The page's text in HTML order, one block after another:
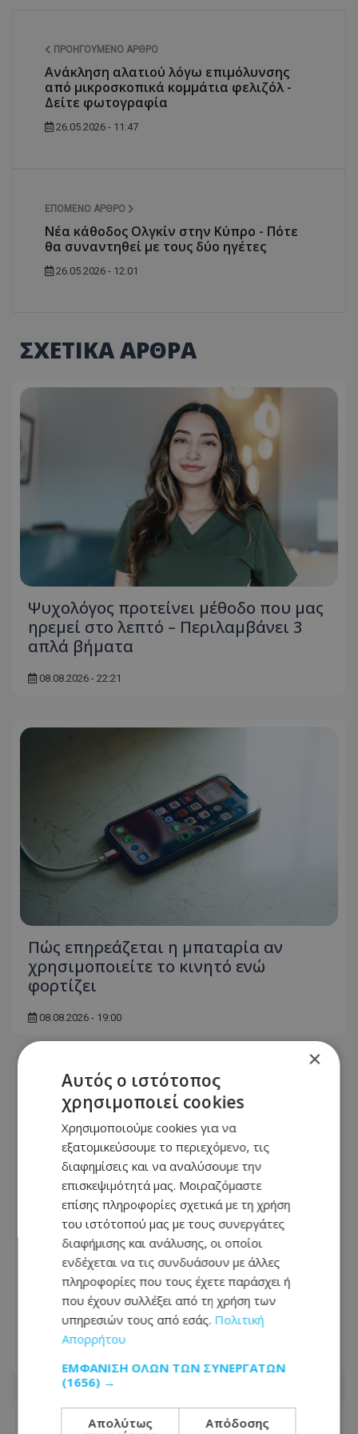
ΠΡΟΗΓΟΎΜΕΝΟ ΆΡΘΡΟ
Ανάκληση αλατιού λόγω επιμόλυνσης
από μικροσκοπικά κομμάτια φελιζόλ -
Δείτε φωτογραφία
26.05.2026 - 11:47
ΕΠΌΜΕΝΟ ΆΡΘΡΟ
Νέα κάθοδος Ολγκίν στην Κύπρο - Πότε
θα συναντηθεί με τους δύο ηγέτες
26.05.2026 - 12:01
ΣΧΕΤΙΚΑ ΑΡΘΡΑ
Ψυχολόγος προτείνει μέθοδο που μας
ηρεμεί στο λεπτό – Περιλαμβάνει 3
απλά βήματα
08.08.2026 - 22:21
Πώς επηρεάζεται η μπαταρία αν
χρησιμοποιείτε το κινητό ενώ
φορτίζει
08.08.2026 - 19:00
«Βγήκα χάλια!»: Γιατί δεν μας
αρέσουμε στις φωτογραφίες, ενώ οι
άλλοι μάς βλέπουν όμορφους
×
Αυτός ο ιστότοπος
χρησιμοποιεί cookies
Χρησιμοποιούμε cookies για να
εξατομικεύσουμε το περιεχόμενο, τις
διαφημίσεις και να αναλύσουμε την
επισκεψιμότητά μας. Μοιραζόμαστε
επίσης πληροφορίες σχετικά με τη χρήση
του ιστότοπού μας με τους συνεργάτες
διαφήμισης και ανάλυσης, οι οποίοι
ενδέχεται να τις συνδυάσουν με άλλες
πληροφορίες που τους έχετε παράσχει ή
που έχουν συλλέξει από τη χρήση των
υπηρεσιών τους από εσάς. Πολιτική
Απορρήτου
ΕΜΦΆΝΙΣΗ ΌΛΩΝ ΤΩΝ ΣΥΝΕΡΓΑΤΏΝ
(1656) →
Απολύτως
Απόδοσης